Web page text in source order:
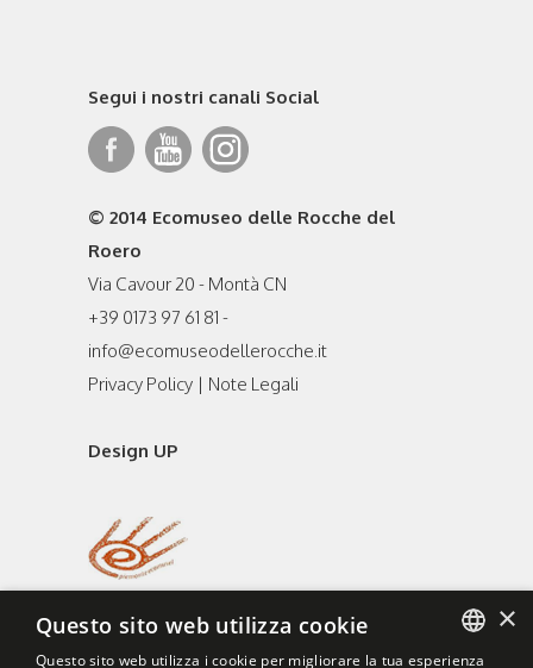
Segui i nostri canali Social
© 2014 Ecomuseo delle Rocche del
Roero
Via Cavour 20 - Montà CN
+39 0173 97 61 81 -
info@ecomuseodellerocche.it
Privacy Policy | Note Legali
Design UP
×
Questo sito web utilizza cookie
Questo sito web utilizza i cookie per migliorare la tua esperienza